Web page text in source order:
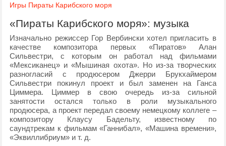
Игры Пираты Карибского моря
«Пираты Карибского моря»: музыка
Изначально режиссер Гор Вербински хотел пригласить в
качестве композитора первых «Пиратов» Алан
Сильвестри, с которым он работал над фильмами
«Мексиканец» и «Мышиная охота». Но из-за творческих
разногласий с продюсером Джерри Брукхаймером
Сильвестри покинул проект и был заменен на Ганса
Циммера. Циммер в свою очередь из-за сильной
занятости остался только в роли музыкального
продюсера, а проект передал своему немецкому коллеге –
композитору Клаусу Бадельту, известному по
саундтрекам к фильмам «Ганнибал», «Машина времени»,
«Эквиллибриум» и т. д.